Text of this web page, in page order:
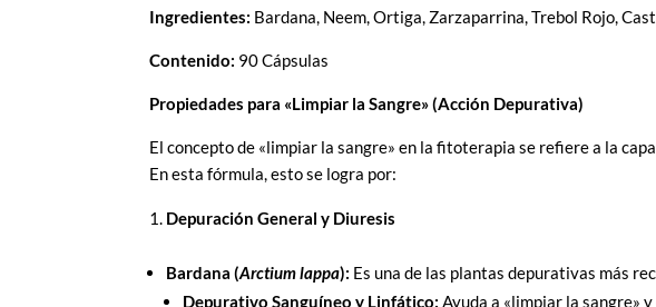
Ingredientes: Bardana, Neem, Ortiga, Zarzaparrina, Trebol Rojo,
Contenido: 90 Cápsulas
Propiedades para «Limpiar la Sangre» (Acción Depurativa)
El concepto de «limpiar la sangre» en la fitoterapia se refiere a la
En esta fórmula, esto se logra por:
Depuración General y Diuresis
Bardana (Arctium lappa): Es una de las plantas depurativas más
Depurativo Sanguíneo y Linfático: Ayuda a «limpiar la sangre»